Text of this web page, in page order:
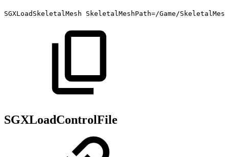
SGXLoadSkeletalMesh SkeletalMeshPath=/Game/
SGXLoadControlFile